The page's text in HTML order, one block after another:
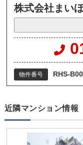
株式会社まい
物件番号 RHS-
近隣マンション情報